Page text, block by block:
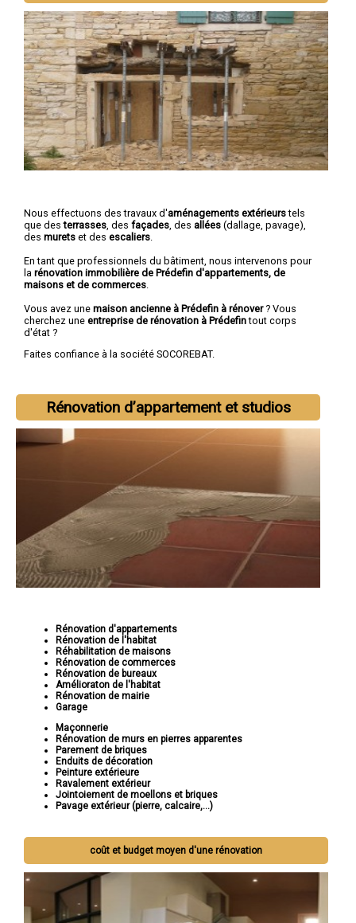
Nous effectuons des travaux d'aménagements extérieurstels
que desterrasses , des façades , des allées (dallage, pavage),
des murets et des escaliers
En tant que professionnels du bâtiment, nous intervenons pour
la rénovation immobilière de Prédefin d'appartements, de
maisons et de commerces
Vous avez une maison ancienne à Prédefin à rénover? Vous
cherchez une entreprise de rénovation à Prédefintout corps
d'état ?
Faites confiance à la société SOCOREBAT.
Rénovation d’appartement et studios
Rénovation d'appartements
Rénovation de l'habitat
Réhabilitation de maisons
Rénovation de commerces
Rénovation de bureaux
Amélioraton de l'habitat
Rénovation de mairie
Garage
Maçonnerie
Rénovation de murs en pierres apparentes
Parement de briques
Enduits de décoration
Peinture extérieure
Ravalement extérieur
Jointoiement de moellons et briques
Pavage extérieur (pierre, calcaire,...)
coût et budget moyen d'une rénovation